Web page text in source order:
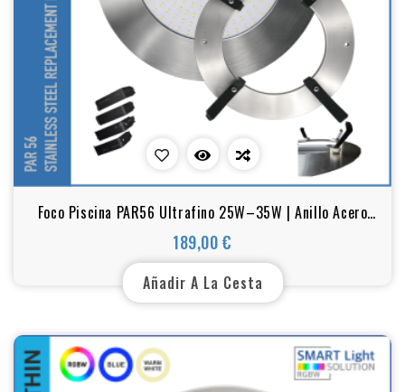
Foco Piscina PAR56 Ultrafino 25W–35W | Anillo Acero
Inoxidable 316L | Ø260 mm | XPRO POOL
189,00 €
Precio
Añadir A La Cesta